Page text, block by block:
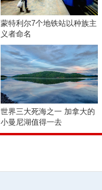
蒙特利尔7个地铁站以种族主
义者命名
世界三大死海之一 加拿大的
小曼尼湖值得一去